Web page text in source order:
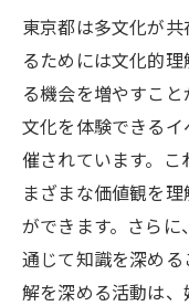
東京都は多文化が
るためには文化的
る機会を増やすこ
文化を体験できる
催されています。
まざまな価値観を
ができます。さら
通じて知識を深め
解を深める活動は